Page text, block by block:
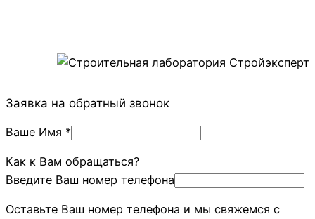
Заявка на обратный звонок
Ваше Имя *
Как к Вам обращаться?
Введите Ваш номер телефона
Оставьте Ваш номер телефона и мы свяжемся с